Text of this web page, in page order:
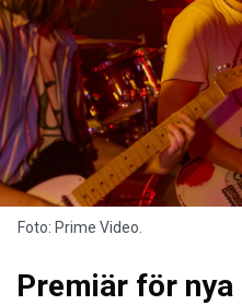
Foto: Prime Video.
Premiär för nya